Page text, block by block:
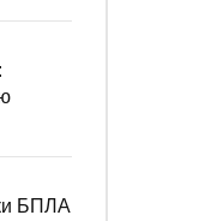
БПЛА